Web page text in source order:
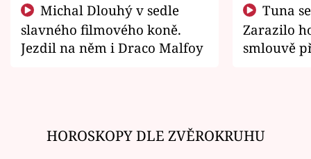
slavného filmového koně.
Jezdil na něm i Draco Malfoy
Zarazilo
smlouvě
HOROSKOPY DLE ZVĚROKRUHU